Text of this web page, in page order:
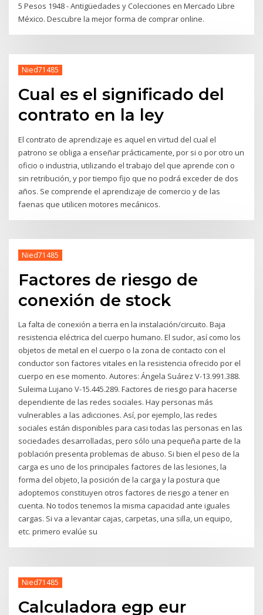
5 Pesos 1948 - Antigüedades y Colecciones en Mercado Libre
México. Descubre la mejor forma de comprar online.
Nied71485
Cual es el significado del
contrato en la ley
El contrato de aprendizaje es aquel en virtud del cual el
patrono se obliga a enseñar prácticamente, por si o por otro un
oficio o industria, utilizando el trabajo del que aprende con o
sin retribución, y por tiempo fijo que no podrá exceder de dos
años. Se comprende el aprendizaje de comercio y de las
faenas que utilicen motores mecánicos.
Nied71485
Factores de riesgo de
conexión de stock
La falta de conexión a tierra en la instalación/circuito. Baja
resistencia eléctrica del cuerpo humano. El sudor, así como los
objetos de metal en el cuerpo o la zona de contacto con el
conductor son factores vitales en la resistencia ofrecido por el
cuerpo en ese momento. Autores: Ángela Suárez V-13.991.388.
Suleima Lujano V-15.445.289. Factores de riesgo para hacerse
dependiente de las redes sociales. Hay personas más
vulnerables a las adicciones. Así, por ejemplo, las redes
sociales están disponibles para casi todas las personas en las
sociedades desarrolladas, pero sólo una pequeña parte de la
población presenta problemas de abuso. Si bien el peso de la
carga es uno de los principales factores de las lesiones, la
forma del objeto, la posición de la carga y la postura que
adoptemos constituyen otros factores de riesgo a tener en
cuenta. No todos tenemos la misma capacidad ante iguales
cargas. Si va a levantar cajas, carpetas, una silla, un equipo,
etc. primero evalúe su
Nied71485
Calculadora egp eur